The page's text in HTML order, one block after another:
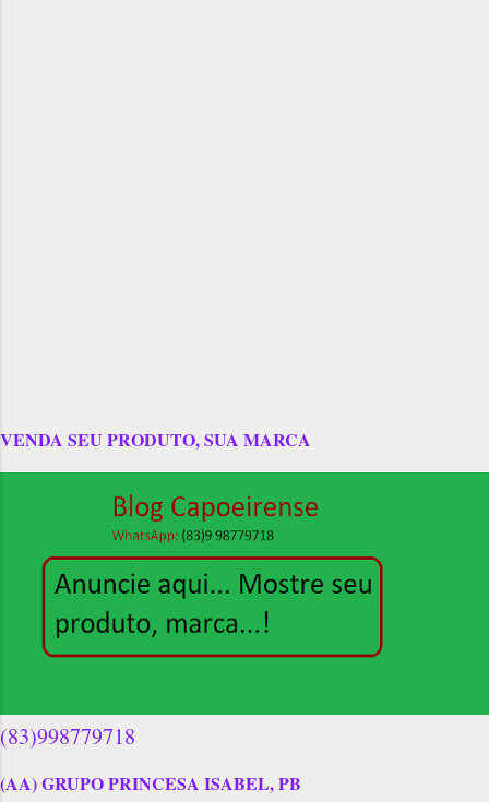
VENDA SEU PRODUTO, SUA MARCA
(83)998779718
(AA) GRUPO PRINCESA ISABEL, PB